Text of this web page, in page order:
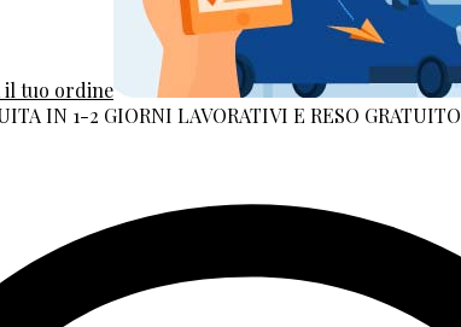
il tuo ordine
IN 1-2 GIORNI LAVORATIVI E RESO GRATUITO